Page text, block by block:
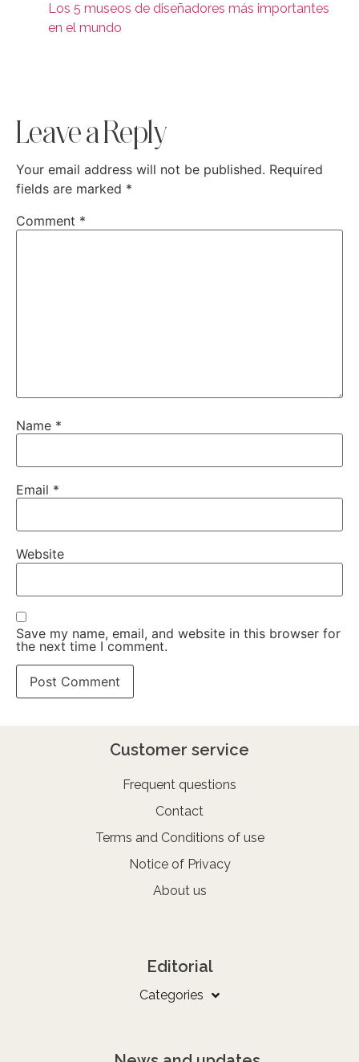
Los 5 museos de diseñadores más importantes
en el mundo
Leave a Reply
Your email address will not be published. Required
fields are marked *
Comment *
Name *
Email *
Website
Save my name, email, and website in this browser for
the next time I comment.
Customer service
Frequent questions
Contact
Terms and Conditions of use
Notice of Privacy
About us
Editorial
Categories